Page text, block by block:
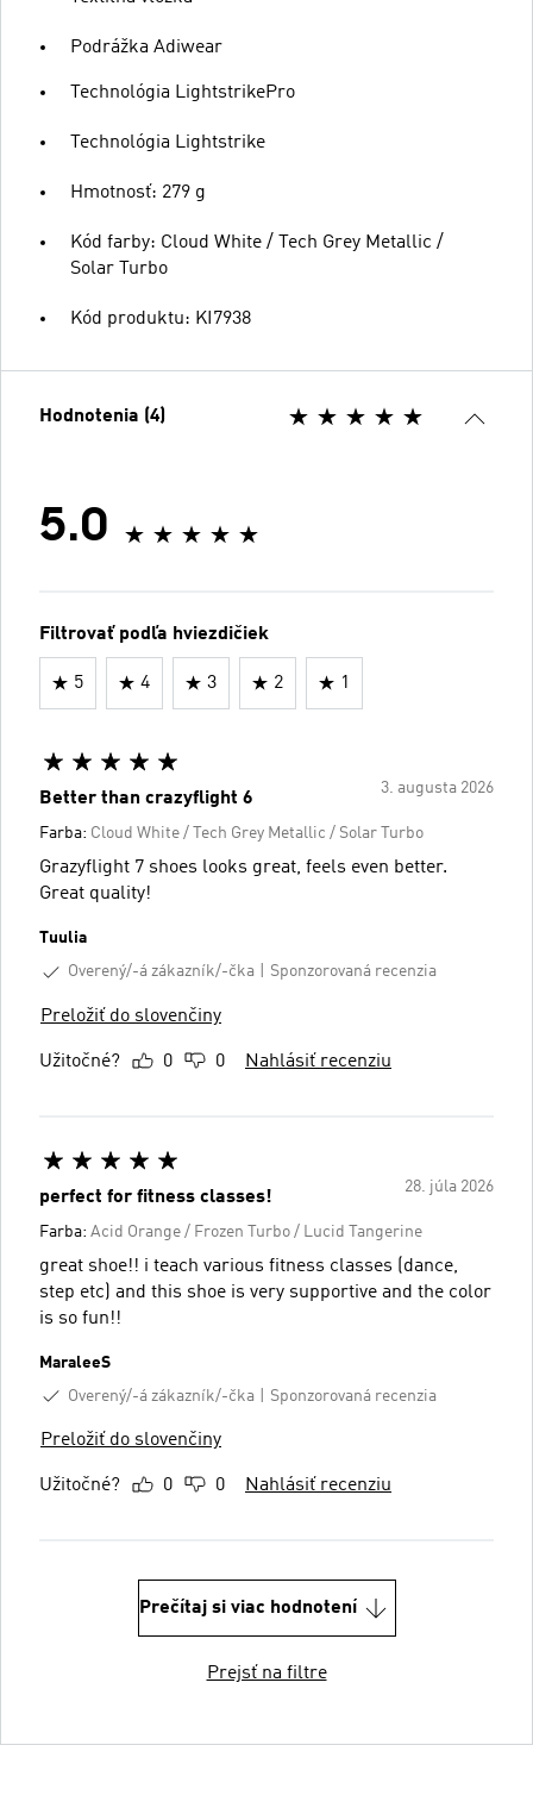
Podrážka Adiwear
Technológia LightstrikePro
Technológia Lightstrike
Hmotnosť: 279 g
Kód farby: Cloud White / Tech Grey Metallic /
Solar Turbo
Kód produktu: KI7938
Hodnotenia (4)
5.0
Filtrovať podľa hviezdičiek
5 4 3 2 1
3. augusta 2026
Better than crazyflight 6
Farba: Cloud White / Tech Grey Metallic / Solar Turbo
Grazyflight 7 shoes looks great, feels even better.
Great quality!
Tuulia
Overený/-á zákazník/-čka
Sponzorovaná recenzia
Preložiť do slovenčiny
Užitočné? 0 0 Nahlásiť recenziu
28. júla 2026
perfect for fitness classes!
Farba: Acid Orange / Frozen Turbo / Lucid Tangerine
great shoe!! i teach various fitness classes (dance,
step etc) and this shoe is very supportive and the color
is so fun!!
MaraleeS
Overený/-á zákazník/-čka
Sponzorovaná recenzia
Preložiť do slovenčiny
Užitočné? 0 0 Nahlásiť recenziu
Prečítaj si viac hodnotení
Prejsť na filtre